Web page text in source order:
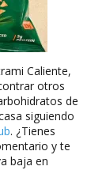
Caliente,
otros
de
siguiendo
. ¿Tienes
y te
baja en